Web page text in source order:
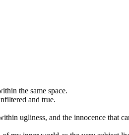
the same space.
and true.
ugliness, and the innocence that